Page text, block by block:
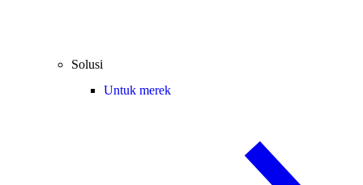
Solusi
Untuk merek